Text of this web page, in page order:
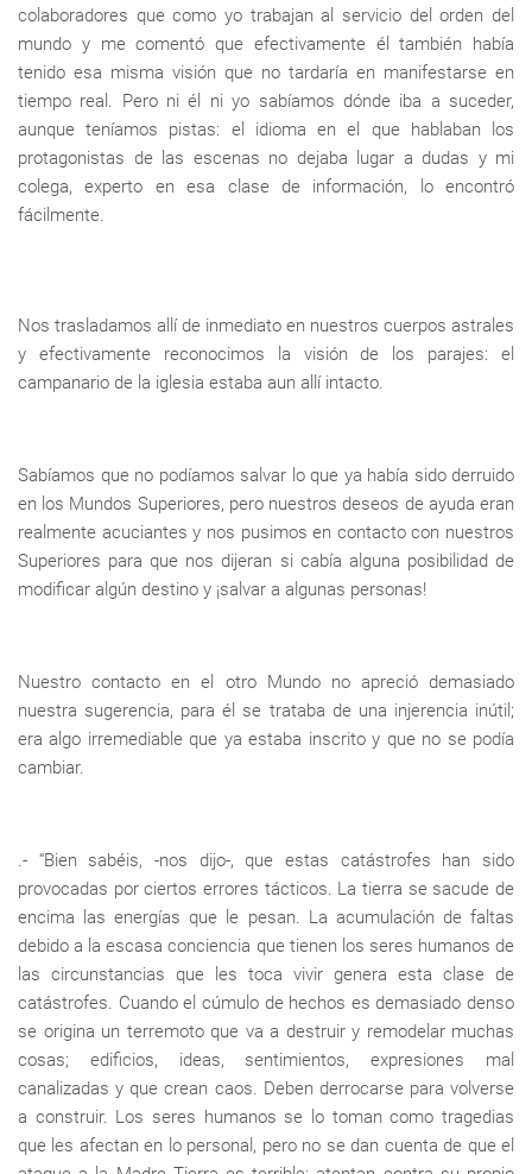
colaboradores que como yo trabajan al servicio del orden del
mundo y me comentó que efectivamente él también había
tenido esa misma visión que no tardaría en manifestarse en
tiempo real. Pero ni él ni yo sabíamos dónde iba a suceder,
aunque teníamos pistas: el idioma en el que hablaban los
protagonistas de las escenas no dejaba lugar a dudas y mi
colega, experto en esa clase de información, lo encontró
fácilmente.
Nos trasladamos allí de inmediato en nuestros cuerpos astrales
y efectivamente reconocimos la visión de los parajes: el
campanario de la iglesia estaba aun allí intacto.
Sabíamos que no podíamos salvar lo que ya había sido derruido
en los Mundos Superiores, pero nuestros deseos de ayuda eran
realmente acuciantes y nos pusimos en contacto con nuestros
Superiores para que nos dijeran si cabía alguna posibilidad de
modificar algún destino y ¡salvar a algunas personas!
Nuestro contacto en el otro Mundo no apreció demasiado
nuestra sugerencia, para él se trataba de una injerencia inútil;
era algo irremediable que ya estaba inscrito y que no se podía
cambiar.
.- “Bien sabéis, -nos dijo-, que estas catástrofes han sido
provocadas por ciertos errores tácticos. La tierra se sacude de
encima las energías que le pesan. La acumulación de faltas
debido a la escasa conciencia que tienen los seres humanos de
las circunstancias que les toca vivir genera esta clase de
catástrofes. Cuando el cúmulo de hechos es demasiado denso
se origina un terremoto que va a destruir y remodelar muchas
cosas; edificios, ideas, sentimientos, expresiones mal
canalizadas y que crean caos. Deben derrocarse para volverse
a construir. Los seres humanos se lo toman como tragedias
que les afectan en lo personal, pero no se dan cuenta de que el